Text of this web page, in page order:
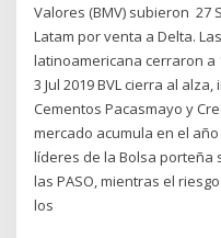
Valores (BMV) subieron 27
Latam por venta a Delta.
latinoamericana cerraron a
3 Jul 2019 BVL cierra al
Cementos Pacasmayo y
mercado acumula en el
líderes de la Bolsa porteña
las PASO, mientras el
los